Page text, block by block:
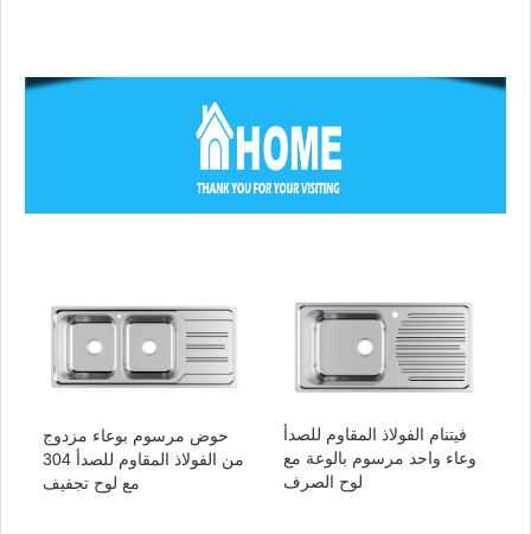
حوض مرسوم بوعاء مزدوج
من الفولاذ المقاوم للصدأ 304
مع لوح تجفيف
فيتنام الفولاذ المقاوم للصدأ
وعاء واحد مرسوم بالوعة مع
لوح الصرف